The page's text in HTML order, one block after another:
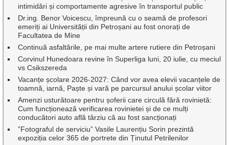
intimidări și comportamente agresive în transportul public
Dr.ing. Benor Voicescu, împreună cu o seamă de profesori
emeriți ai Universității din Petroșani au fost onorați de
Facultatea de Mine
Continuă asfaltările, pe mai multe artere rutiere din Petroșani
Corvinul Hunedoara revine în Superliga luni, 20 iulie, cu meciul
vs Csikszereda
Vacanțe școlare 2026-2027: Când vor avea elevii vacanțele de
toamnă, iarnă, Paște și vară pe parcursul anului școlar viitor
Amenzi usturătoare pentru șoferii care circulă fără rovinietă:
Cum funcționează verificarea rovinietei și de ce mulți
conducători auto află târziu că au fost sancționați
”Fotograful de serviciu” Vasile Laurențiu Sorin prezintă
expoziția celor 365 de portrete din Ținutul Petrilenilor